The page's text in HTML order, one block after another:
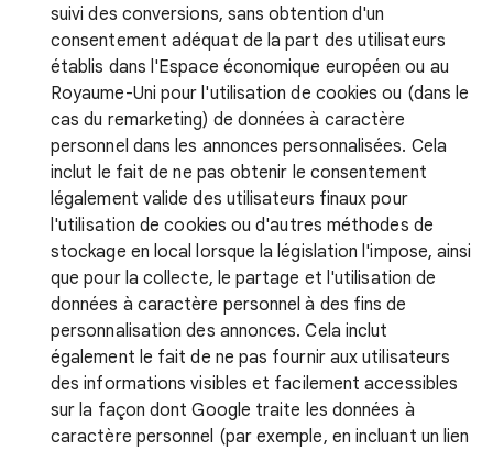
suivi des conversions, sans obtention d'un
consentement adéquat de la part des utilisateurs
établis dans l'Espace économique européen ou au
Royaume-Uni pour l'utilisation de cookies ou (dans le
cas du remarketing) de données à caractère
personnel dans les annonces personnalisées. Cela
inclut le fait de ne pas obtenir le consentement
légalement valide des utilisateurs finaux pour
l'utilisation de cookies ou d'autres méthodes de
stockage en local lorsque la législation l'impose, ainsi
que pour la collecte, le partage et l'utilisation de
données à caractère personnel à des fins de
personnalisation des annonces. Cela inclut
également le fait de ne pas fournir aux utilisateurs
des informations visibles et facilement accessibles
sur la façon dont Google traite les données à
caractère personnel (par exemple, en incluant un lien